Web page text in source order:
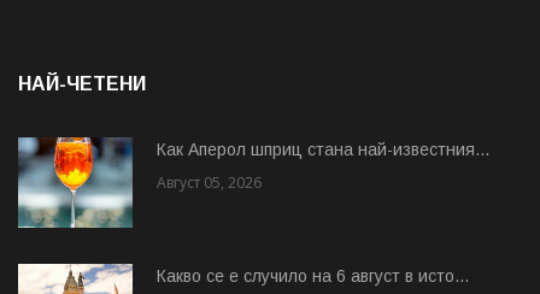
НАЙ-ЧЕТЕНИ
Как Аперол шприц стана най-известния...
Август 05, 2026
Какво се е случило на 6 август в исто...